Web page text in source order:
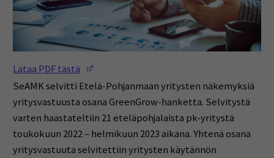
Lataa PDF tästä
SeAMK selvitti Etelä-Pohjanmaan yritysten näkemyksiä
yritysvastuusta osana GreenGrow-hanketta. Selvitystä
varten haastateltiin 21 eteläpohjalaista pk-yritystä
toukokuun 2022 – helmikuun 2023 aikana. Yhtenä osana
yritysvastuuta selvitettiin yritysten käytännön